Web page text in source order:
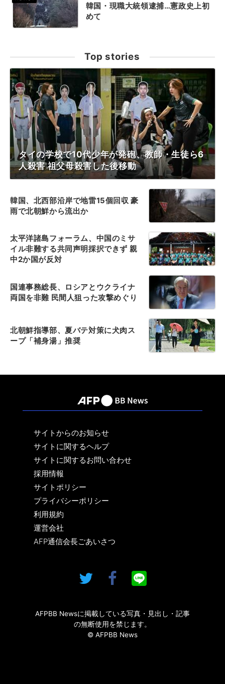
韓国・現職大統領逮捕…憲政史上初
めて
Top stories
タイの学校で10代少年が発砲、教師・生徒ら6
人殺害 祖父母殺害した後移動
韓国、北西部沿岸で地雷15個回収 豪
雨で北朝鮮から流出か
太平洋諸島フォーラム、中国のミサ
イル非難する共同声明採択できず 親
中2か国が反対
国連事務総長、ロシアとウクライナ
両国を非難 民間人狙った攻撃めぐり
北朝鮮指導部、夏バテ対策に犬肉ス
ープ「補身湯」推奨
サイトからのお知らせ
サイトに関するヘルプ
サイトに関するお問い合わせ
採用情報
サイトポリシー
プライバシーポリシー
利用規約
運営会社
AFP通信会長ごあいさつ
AFPBB Newsに掲載している写真・見出し・記事
の無断使用を禁じます。
© AFPBB News